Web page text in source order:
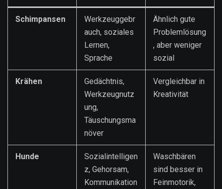
Schimpansen
Werkzeuggebr
auch, soziales
Lernen,
Sprache
Ähnlich gute
Problemlösung
, aber weniger
sozial
Krähen
Gedächtnis,
Werkzeugnutz
ung,
Täuschungsma
növer
Vergleichbar in
Kreativität
Hunde
Sozialintelligen
z, Gehorsam,
Kommunikation
Waschbären
sind besser in
Feinmotorik,